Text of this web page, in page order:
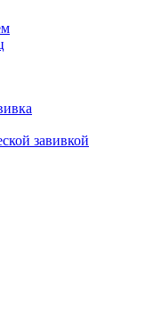
завивкой